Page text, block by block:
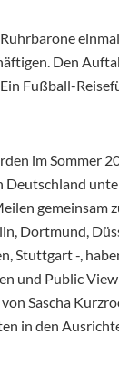
Den
Fußball-
im Sommer
gemeinsam
Dortmund,
Stuttgart -,
und Public
Sascha
in den